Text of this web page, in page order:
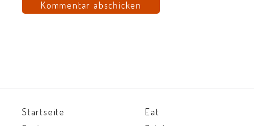
Startseite
Eat